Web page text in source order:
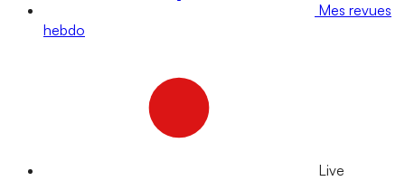
Mes revues
hebdo
Live